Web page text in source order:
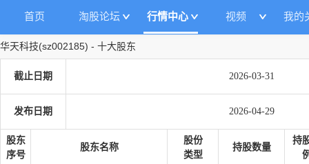
首页 淘股论坛 行情中心 视频 我的
华天科技(sz002185) - 十大股东
截止日期 2026-03-31
发布日期 2026-04-29
股东
序号
股东名称
股份
类型
持股数量
持